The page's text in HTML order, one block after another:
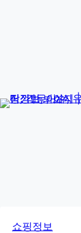
가
쇼핑정보